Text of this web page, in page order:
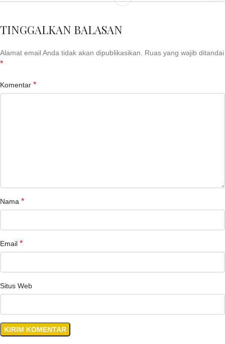
TINGGALKAN BALASAN
Alamat email Anda tidak akan dipublikasikan. Ruas yang wajib ditandai
*
Komentar *
Nama *
Email *
Situs Web